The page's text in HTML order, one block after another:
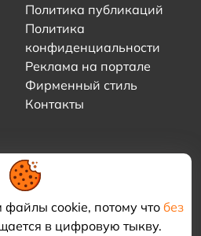
cookie, потому что без
в цифровую тыкву.
Политика публикаций
Политика
конфиденциальности
Реклама на портале
Фирменный стиль
Контакты